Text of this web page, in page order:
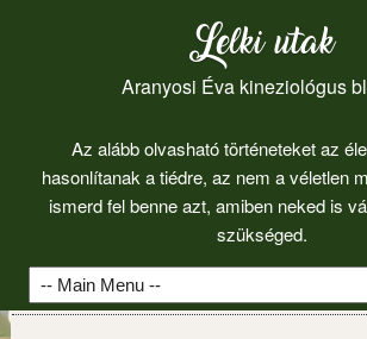
Lelki utak
Aranyosi Éva kineziológus
Az alább olvasható történeteket az
hasonlítanak a tiédre, az nem a véletlen
ismerd fel benne azt, amiben neked is
szükséged.